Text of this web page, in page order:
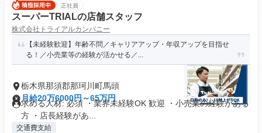
正社員
スーパーTRIALの店舗スタッフ
株式会社トライアルカンパニー
【未経験歓迎】年齢不問／キャリアアップ・年収アップを目指せ
る！／小売業等の経験が活かせる／...
栃木県那須郡那珂川町馬頭
月給20万6000円～65万円
求める人材: 必須 ・業界未経験OK 歓迎 ・小売業の経験がある
方 ・店長経験があ...
交通費支給